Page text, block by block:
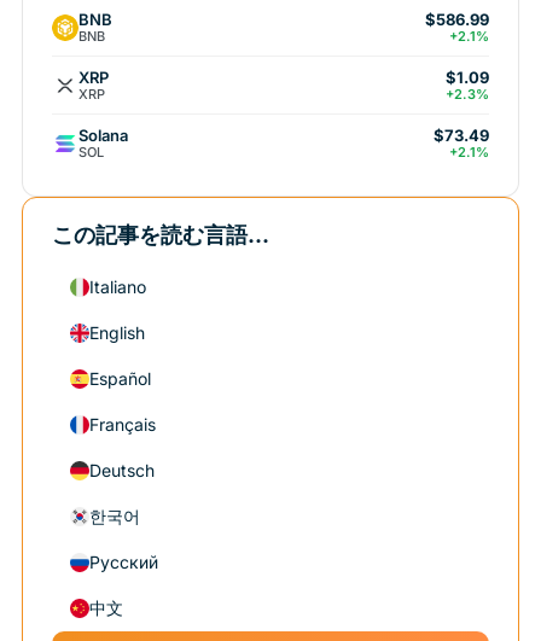
BNB
BNB
$586.99
+2.1%
XRP
XRP
$1.09
+2.3%
Solana
SOL
$73.49
+2.1%
この記事を読む言語...
Italiano
English
Español
Français
Deutsch
한국어
Русский
中文